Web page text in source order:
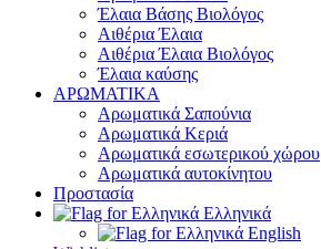
Έλαια Βάσης Βιολόγος
Αιθέρια Έλαια
Αιθέρια Έλαια Βιολόγος
Έλαια καύσης
ΑΡΩΜΑΤΙΚΑ
Αρωματικά Σαπούνια
Αρωματικά Κεριά
Αρωματικά εσωτερικού χώρου
Αρωματικά αυτοκίνητου
Προστασία
Ελληνικά
English